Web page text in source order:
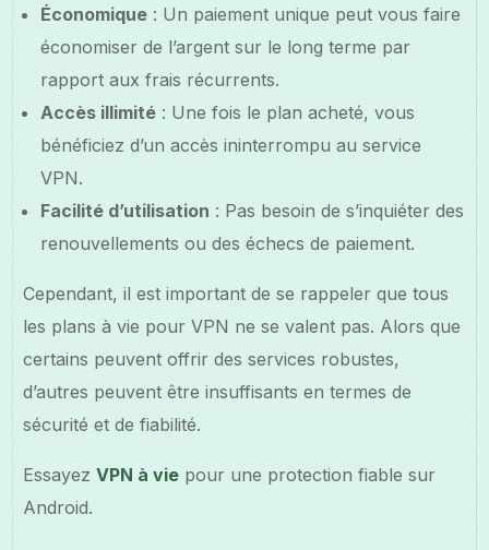
Économique : Un paiement unique peut vous faire
économiser de l’argent sur le long terme par
rapport aux frais récurrents.
Accès illimité : Une fois le plan acheté, vous
bénéficiez d’un accès ininterrompu au service
VPN.
Facilité d’utilisation : Pas besoin de s’inquiéter des
renouvellements ou des échecs de paiement.
Cependant, il est important de se rappeler que tous
les plans à vie pour VPN ne se valent pas. Alors que
certains peuvent offrir des services robustes,
d’autres peuvent être insuffisants en termes de
sécurité et de fiabilité.
EssayezVPN à vie pour une protection fiable sur
Android.